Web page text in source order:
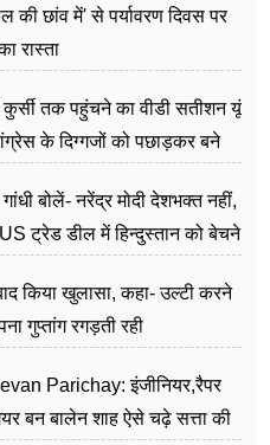
की छांव में' से पर्यावरण दिवस पर
रास्ता
तक पहुंचने का वीडी सतीशन यूं
के दिग्गजों को पछाड़कर बने
बोलें- नरेंद्र मोदी देशभक्त नहीं,
ट्रेड डील में हिन्दुस्तान को बेचने
किया खुलासा, कहा- उल्टी करने
गुप्तांग रगड़ती रही
Parichay: इंजीनियर,रैपर
बन बालेन शाह ऐसे चढ़े सत्ता की